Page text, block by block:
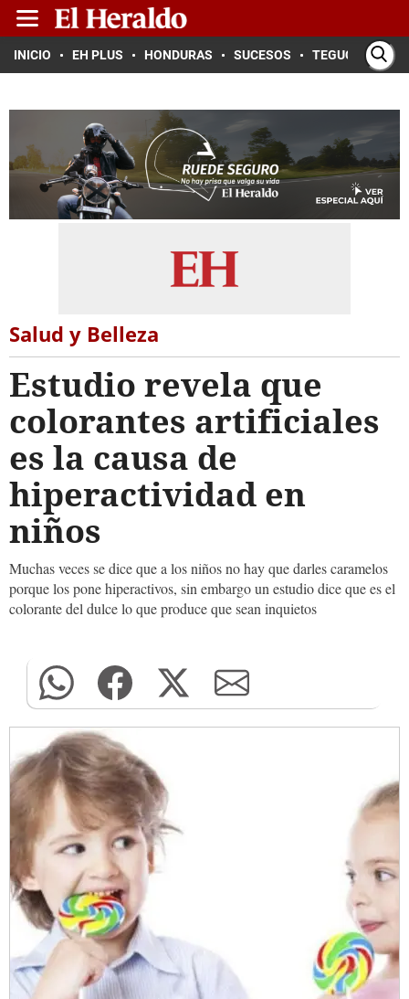
INICIO EH PLUS HONDURAS SUCESOS TEGUCIGALPA
Salud y Belleza
Estudio revela que
colorantes artificiales
es la causa de
hiperactividad en
niños
Muchas veces se dice que a los niños no hay que darles caramelos
porque los pone hiperactivos, sin embargo un estudio dice que es el
colorante del dulce lo que produce que sean inquietos